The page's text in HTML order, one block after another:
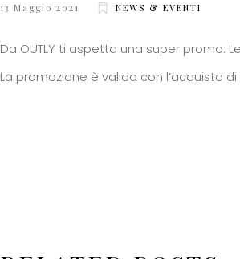
13 Maggio 2021 NEWS & EVENTI
Da OUTLY ti aspetta una super promo:
La promozione è valida con l’acquisto